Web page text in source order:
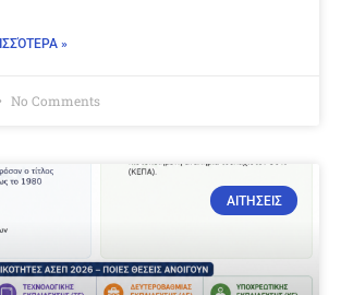
»
No Comments
ΑΙΤΗΣΕΙΣ